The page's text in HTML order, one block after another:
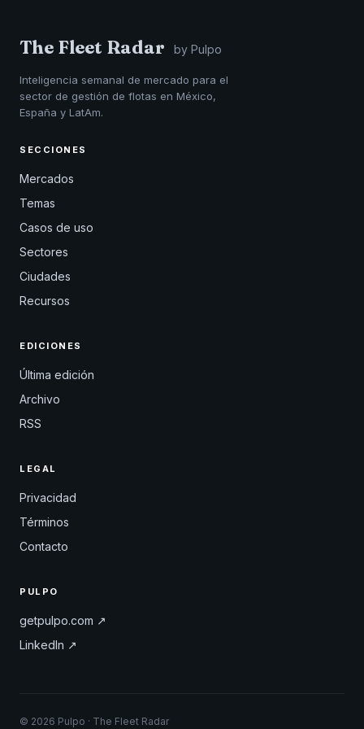
The Fleet Radar by Pulpo
Inteligencia semanal de mercado para el
sector de gestión de flotas en México,
España y LatAm.
SECCIONES
Mercados
Temas
Casos de uso
Sectores
Ciudades
Recursos
EDICIONES
Última edición
Archivo
RSS
LEGAL
Privacidad
Términos
Contacto
PULPO
getpulpo.com ↗
LinkedIn ↗
© 2026 Pulpo · The Fleet Radar